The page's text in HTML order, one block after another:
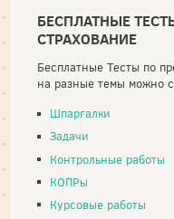
БЕСПЛАТНЫЕ
СТРАХОВАНИЕ
Бесплатные Тесты по
на разные темы можно
Шпаргалки
Задачи
Контрольные работы
КОПРы
Курсовые работы